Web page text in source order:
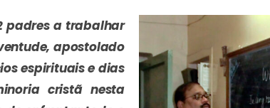
padres a trabalhar
apostolado
espirituais e dias
cristã nesta